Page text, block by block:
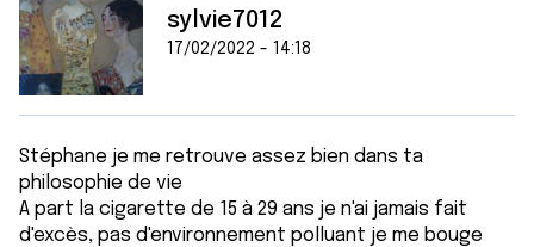
sylvie7012
17/02/2022 - 14:18
Stéphane je me retrouve assez bien dans ta
philosophie de vie
A part la cigarette de 15 à 29 ans je n'ai jamais fait
d'excès, pas d'environnement polluant je me bouge